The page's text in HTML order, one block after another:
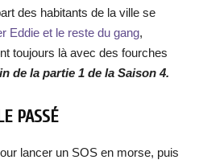
des habitants de la ville se
Eddie et le reste du gang,
toujours là avec des fourches
de la partie 1 de la Saison 4.
PASSÉ
lancer un SOS en morse, puis